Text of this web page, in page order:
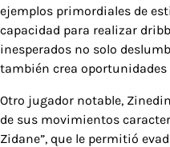
ejemplos primordiales de
capacidad para realizar
inesperados no solo
también crea oportunidades
Otro jugador notable,
de sus movimientos
Zidane”, que le permitió